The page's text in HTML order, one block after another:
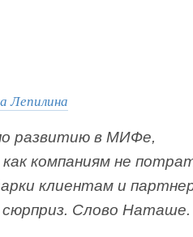
Лепилина
развитию в МИФе,
компаниям не
клиентам и
сюрприз. Слово Наташе.